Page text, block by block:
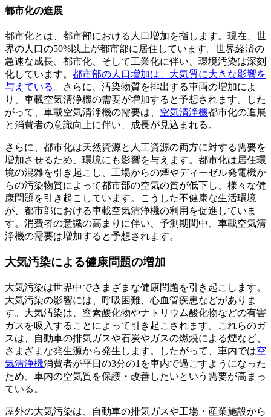
都市化の進展
都市化とは、都市部における人口増加を指します。現在、世
界の人口の50%以上が都市部に居住しています。世界経済の
急速な成長、都市化、そして工業化に伴い、環境汚染は深刻
化しています。 都市部の人口増加は、大気質に大きな影響を
与えている。
さらに、汚染物質を排出する車両の増加によ
り、車載空気清浄機の需要が増加すると予想されます。した
がって、車載空気清浄機の需要は、 空気清浄機都市化の進展
と消費者の意識向上に伴い、成長が見込まれる。
さらに、都市化は天然資源と人工資源の両方に対する需要を
増加させるため、環境にも影響を与えます。都市化は居住環
境の混雑を引き起こし、工場からの煙やディーゼル発電機か
らの汚染物質によって都市部の空気の質が低下し、様々な健
康問題を引き起こしています。こうした不健康な生活環境
が、都市部における車載空気清浄機の利用を促進していま
す。消費者の意識の高まりに伴い、予測期間中、車載空気清
浄機の需要は増加すると予想されます。
大気汚染による健康問題の増加
大気汚染は世界中でさまざまな健康問題を引き起こします。
大気汚染の影響には、呼吸困難、心血管疾患などがありま
す。大気汚染は、窒素酸化物やナトリウム酸化物などの有害
ガスを吸入することによって引き起こされます。これらのガ
スは、自動車の排気ガスや石炭やガスの燃焼による煙など、
さまざまな発生源から発生します。したがって、車内では空
気清浄機消費者が平日の3分の1を車内で過ごすようになった
ため、車内の空気質を保護・改善したいという需要が高まっ
ている。
屋外の大気汚染は、自動車の排気ガスや工場・産業施設から